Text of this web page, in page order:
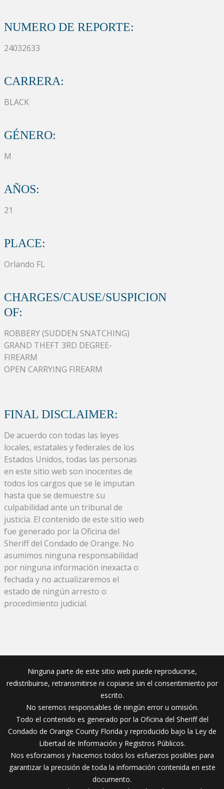
NUMERO DE REPORTE:
24032633
CARRERA:
BLACK
GÉNERO:
M
AÑOS:
21
PLACE:
Orlando FL
CHARGES/CAUSE/SUSPICION
OF:
ROBBERY (SUDDEN SNATCHING)
GRAND THEFT 3RD DEGREE-
FIREARM
OPEN CARRYING FIREARM
FINAL DISCLAIMER:
De acuerdo con todas las leyes
locales, estatales y federales de los
Estados Unidos, todas las personas
en este sitio web son inocentes de
todos los cargos que se le imputan
hasta que se demuestre su
culpabilidad ante un tribunal de
justicia. El contenido de este sitio web
fue generado por la Oficina del
Sheriff del Condado de Orange. No
asumimos ninguna responsabilidad
por ninguna información inexacta o
fechada y no actualizaremos el
estado de ningún arresto o
procedimiento judicial.
Ninguna parte de este sitio web puede reproducirse,
redistribuirse, retransmitirse ni copiarse sin el consentimiento por
escrito.
No seremos responsables de ningún error u omisión.
Todo el contenido es generado por la Oficina del Sheriff del
Condado de Orange County Florida y reproducido bajo la Ley de
Libertad de Información y Registros Públicos.
Nos esforzamos y hacemos todos los esfuerzos posibles para
garantizar la precisión de toda la información contenida en este
documento.